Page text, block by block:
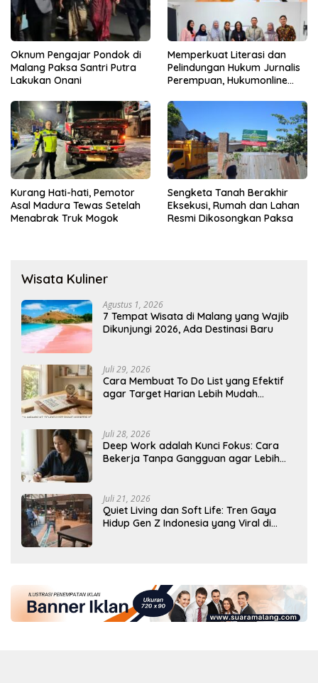
Oknum Pengajar Pondok di
Malang Paksa Santri Putra
Lakukan Onani
Memperkuat Literasi dan
Pelindungan Hukum Jurnalis
Perempuan, Hukumonline
Gratis
Kurang Hati-hati, Pemotor
Asal Madura Tewas Setelah
Menabrak Truk Mogok
Sengketa Tanah Berakhir
Eksekusi, Rumah dan Lahan
Resmi Dikosongkan Paksa
Wisata Kuliner
Agustus 1, 2026
7 Tempat Wisata di Malang yang Wajib
Dikunjungi 2026, Ada Destinasi Baru
Juli 29, 2026
Cara Membuat To Do List yang Efektif
agar Target Harian Lebih Mudah
Juli 28, 2026
Deep Work adalah Kunci Fokus: Cara
Bekerja Tanpa Gangguan agar Lebih
Juli 21, 2026
Quiet Living dan Soft Life: Tren Gaya
Hidup Gen Z Indonesia yang Viral di